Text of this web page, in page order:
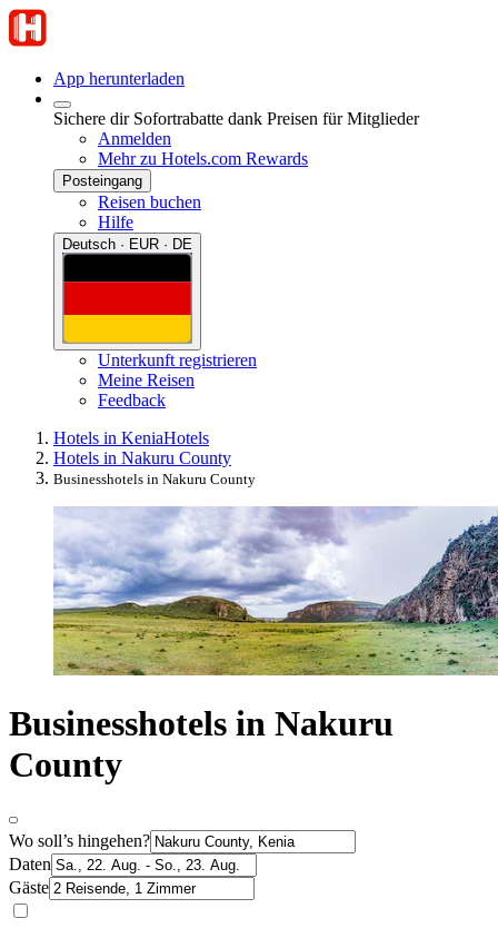
App herunterladen
Sichere dir Sofortrabatte dank Preisen für Mitglieder
Anmelden
Mehr zu Hotels.com Rewards
Posteingang
Reisen buchen
Hilfe
Deutsch · EUR · DE
Unterkunft registrieren
Meine Reisen
Feedback
Hotels in KeniaHotels
Hotels in Nakuru County
Businesshotels in Nakuru County
Businesshotels in Nakuru
County
Wo soll’s hingehen?
Daten
Gäste